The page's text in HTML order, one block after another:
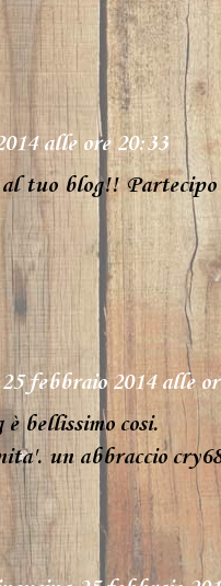
alle ore 20:33
tuo blog!!
25 febbraio 2014 alle
bellissimo cosi.
un abbraccio cry68